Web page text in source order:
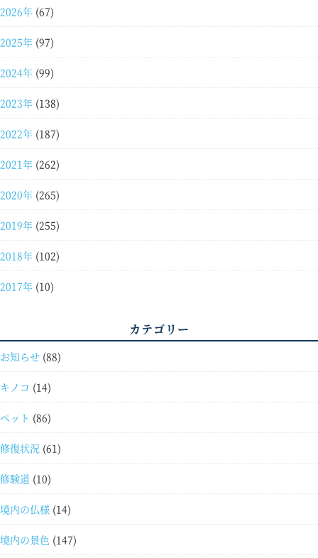
2026年 (67)
2025年 (97)
2024年 (99)
2023年 (138)
2022年 (187)
2021年 (262)
2020年 (265)
2019年 (255)
2018年 (102)
2017年 (10)
カテゴリー
お知らせ (88)
キノコ (14)
ペット (86)
修復状況 (61)
修験道 (10)
境内の仏様 (14)
境内の景色 (147)